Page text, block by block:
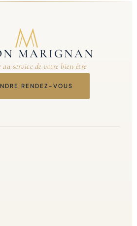
MARIGNAN
au service de votre bien-être
RENDEZ-VOUS